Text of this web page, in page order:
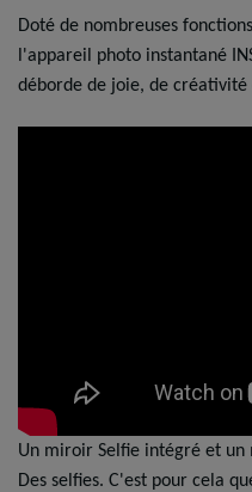
Doté de nombreuses
l'appareil photo instantané
déborde de joie, de créativité
Un miroir Selfie intégré et un
Des selfies. C'est pour cela